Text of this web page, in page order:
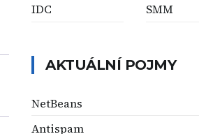
IDC
SMM
AKTUÁLNÍ POJMY
NetBeans
Antispam